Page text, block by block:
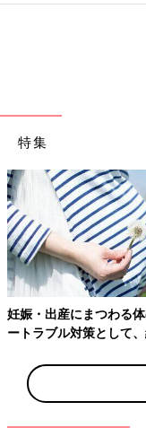
う。おなかがすいて
ichi 中期ごろがピー
はおなかが大きいの
くて横になると肺が
ら、最後1週間は座っ
のプラス18kg、腹囲
――腹囲114cmは3つ
う！
ichi すごかったです
いたんですけど、い
ばん上にいたニ男は
るので、その度に気
特集
妊娠・出産にまつわる
ートラブル対策として